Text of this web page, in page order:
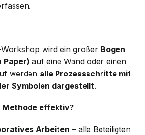
wird ein großer Bogen
Paper) auf eine Wand oder einen
werden alle Prozessschritte mit
Symbolen dargestellt.
Methode effektiv?
Arbeiten – alle Beteiligten